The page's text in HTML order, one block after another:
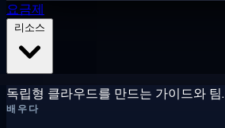
요금제
독립형 클라우드를 만드는 가이드와 팀.
배우다